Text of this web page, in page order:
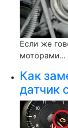
Если же
моторами...
Как
датчик